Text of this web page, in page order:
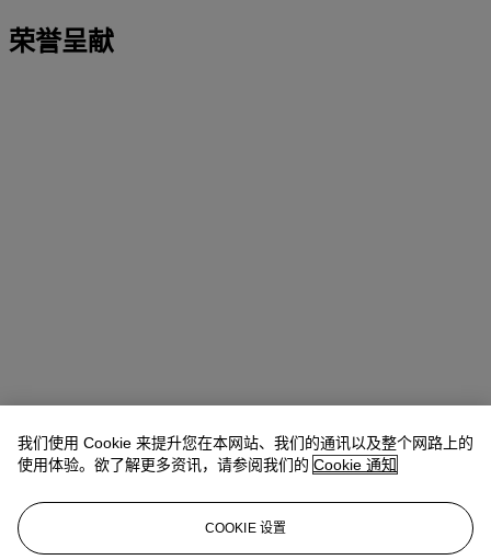
荣誉呈献
我们使用 Cookie 来提升您在本网站、我们的通讯以及整个网路上的
使用体验。欲了解更多资讯，请参阅我们的 Cookie 通知
COOKIE 设置